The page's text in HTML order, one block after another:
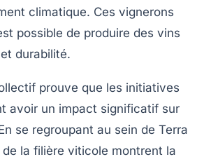
climatique. Ces vignerons
possible de produire des vins
et durabilité.
prouve que les initiatives
avoir un impact significatif sur
se regroupant au sein de Terra
la filière viticole montrent la